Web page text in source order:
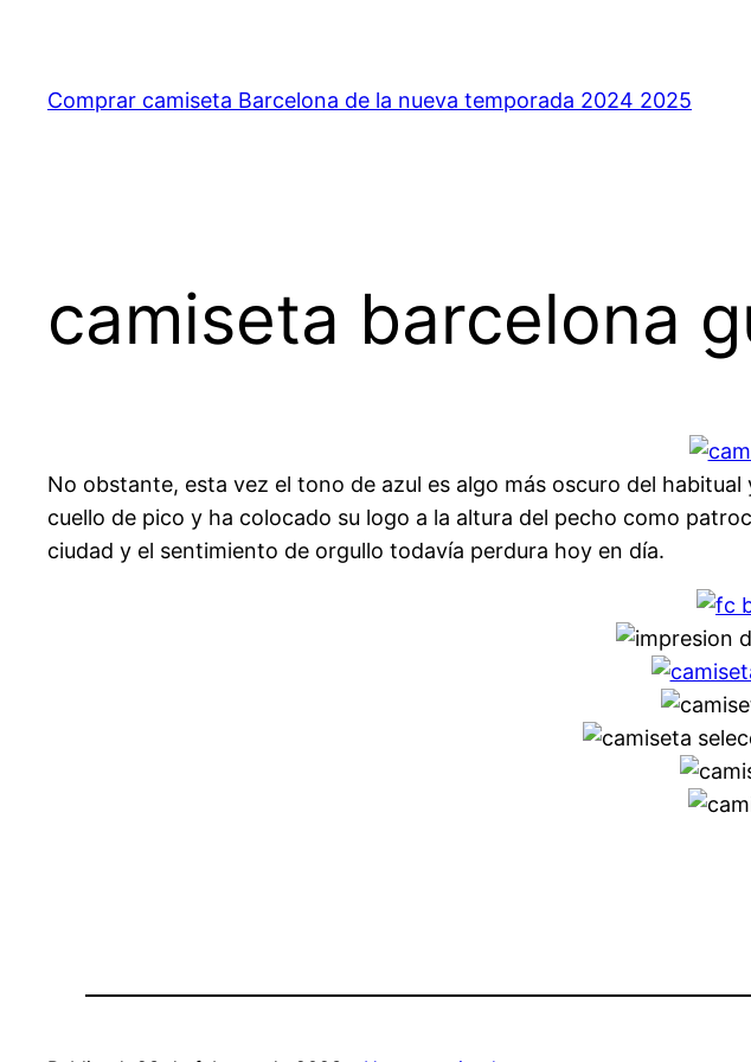
contenido
Comprar camiseta Barcelona de la nueva temporada 2024 2025
camiseta barcelona
No obstante, esta vez el tono de azul es algo más oscuro del
cuello de pico y ha colocado su logo a la altura del pecho como
ciudad y el sentimiento de orgullo todavía perdura hoy en día.